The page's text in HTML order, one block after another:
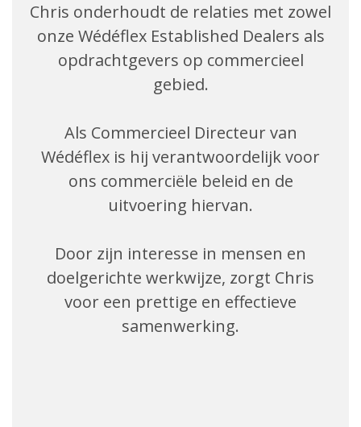
Chris onderhoudt de relaties met zowel
onze Wédéflex Established Dealers als
opdrachtgevers op commercieel
gebied.
Als Commercieel Directeur van
Wédéflex is hij verantwoordelijk voor
ons commerciële beleid en de
uitvoering hiervan.
Door zijn interesse in mensen en
doelgerichte werkwijze, zorgt Chris
voor een prettige en effectieve
samenwerking.